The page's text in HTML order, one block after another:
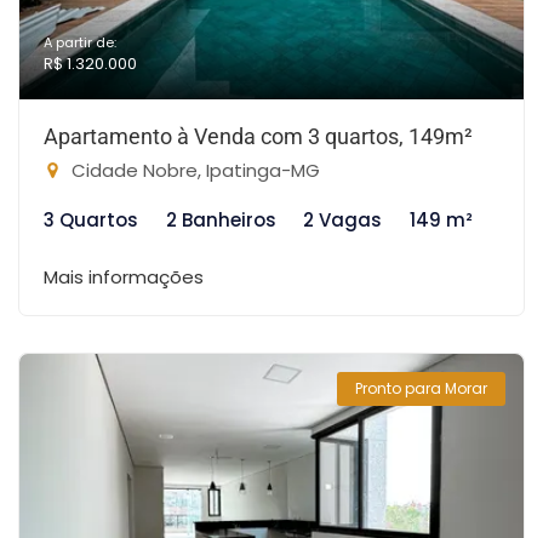
A partir de:
R$ 1.320.000
Apartamento à Venda com 3 quartos, 149m²
Cidade Nobre, Ipatinga-MG
3 Quartos
2 Banheiros 2 Vagas 149 m²
Mais informações
Pronto para Morar